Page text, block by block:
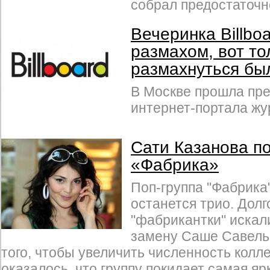
собрал
Вечеринка
размахом, вот
размахнуться
В Москве прошла
интернет-портала
Сати Казанова
«Фабрика»
Поп-группа
останется трио.
"фабрикантки"
замену Саше
того, чтобы увеличить численность